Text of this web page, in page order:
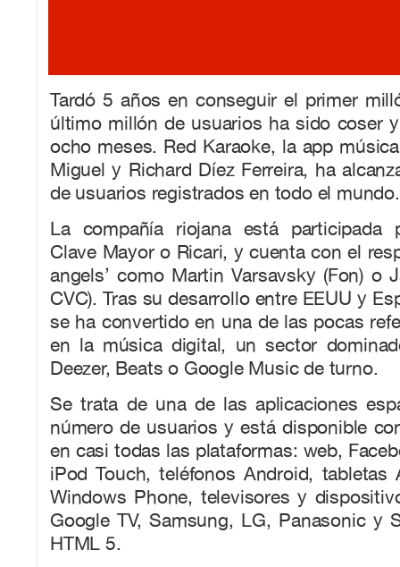
Tardó 5 años en conseguir el primer
último millón de usuarios ha sido coser
ocho meses. Red Karaoke, la app
Miguel y Richard Díez Ferreira, ha
de usuarios registrados en todo el mundo.
La compañía riojana está participada
Clave Mayor o Ricari, y cuenta con el
angels’ como Martin Varsavsky (Fon) o
CVC). Tras su desarrollo entre EEUU y
se ha convertido en una de las pocas
en la música digital, un sector
Deezer, Beats o Google Music de turno.
Se trata de una de las aplicaciones
número de usuarios y está disponible
en casi todas las plataformas: web,
iPod Touch, teléfonos Android, tabletas
Windows Phone, televisores y
Google TV, Samsung, LG, Panasonic y
HTML 5.